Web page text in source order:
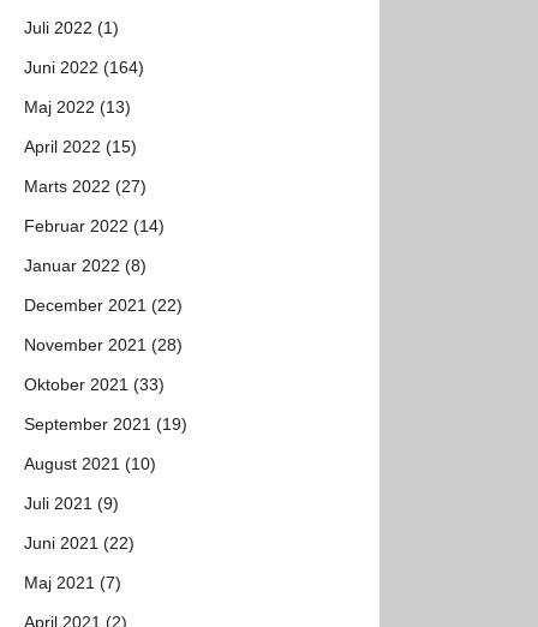
Juli 2022 (1)
Juni 2022 (164)
Maj 2022 (13)
April 2022 (15)
Marts 2022 (27)
Februar 2022 (14)
Januar 2022 (8)
December 2021 (22)
November 2021 (28)
Oktober 2021 (33)
September 2021 (19)
August 2021 (10)
Juli 2021 (9)
Juni 2021 (22)
Maj 2021 (7)
April 2021 (2)